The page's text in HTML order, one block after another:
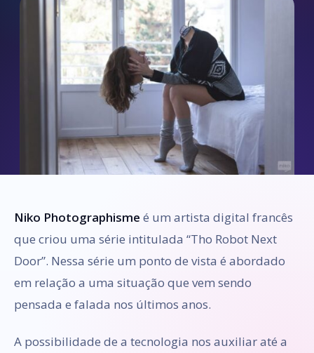
Niko Photographisme é um artista digital francês
que criou uma série intitulada “Tho Robot Next
Door”. Nessa série um ponto de vista é abordado
em relação a uma situação que vem sendo
pensada e falada nos últimos anos.
A possibilidade de a tecnologia nos auxiliar até a